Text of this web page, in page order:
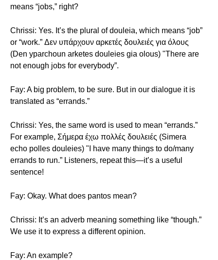
means “jobs,” right?
Chrissi: Yes. It’s the plural of douleia, which means “job”
or “work.” Δεν υπάρχουν αρκετές δουλειές για όλους
(Den yparchoun arketes douleies gia olous) "There are
not enough jobs for everybody”.
Fay: A big problem, to be sure. But in our dialogue it is
translated as “errands.”
Chrissi: Yes, the same word is used to mean “errands.”
For example, Σήμερα έχω πολλές δουλειές (Simera
echo polles douleies) "I have many things to do/many
errands to run.” Listeners, repeat this—it’s a useful
sentence!
Fay: Okay. What does pantos mean?
Chrissi: It’s an adverb meaning something like “though.”
We use it to express a different opinion.
Fay: An example?